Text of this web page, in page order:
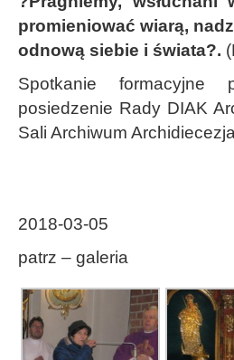
promieniować wiarą,
odnową siebie i świata?.
Spotkanie formacyjne
posiedzenie Rady DIAK
Sali Archiwum
2018-03-05
patrz – galeria